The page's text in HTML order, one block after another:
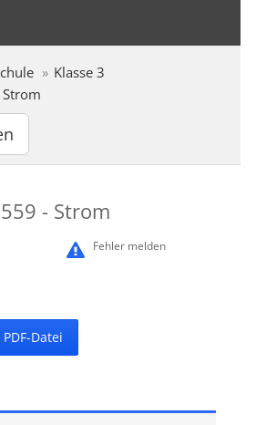
Klasse 3
Strom
559 - Strom
Fehler melden
Datei